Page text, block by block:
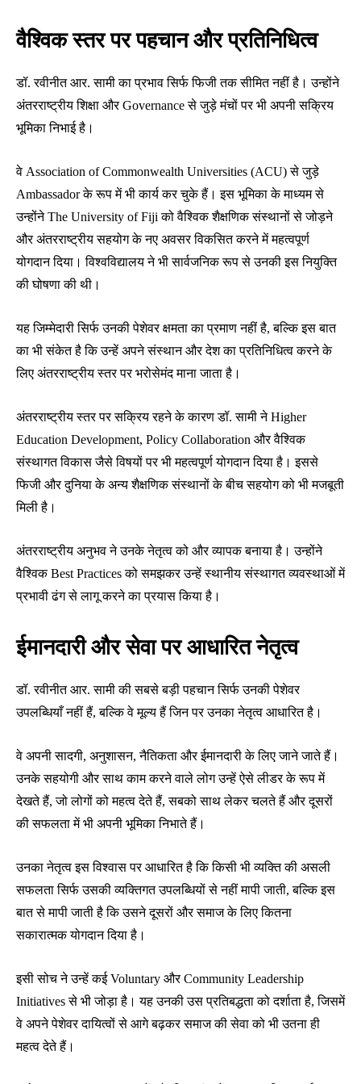
वैश्विक स्तर पर पहचान और प्रतिनिधित्व
डॉ. रवीनीत आर. सामी का प्रभाव सिर्फ फिजी तक सीमित नहीं है। उन्होंने
अंतरराष्ट्रीय शिक्षा और Governance से जुड़े मंचों पर भी अपनी सक्रिय
भूमिका निभाई है।
वे Association of Commonwealth Universities (ACU) से जुड़े
Ambassador के रूप में भी कार्य कर चुके हैं। इस भूमिका के माध्यम से
उन्होंने The University of Fiji को वैश्विक शैक्षणिक संस्थानों से जोड़ने
और अंतरराष्ट्रीय सहयोग के नए अवसर विकसित करने में महत्वपूर्ण
योगदान दिया। विश्वविद्यालय ने भी सार्वजनिक रूप से उनकी इस नियुक्ति
की घोषणा की थी।
यह जिम्मेदारी सिर्फ उनकी पेशेवर क्षमता का प्रमाण नहीं है, बल्कि इस बात
का भी संकेत है कि उन्हें अपने संस्थान और देश का प्रतिनिधित्व करने के
लिए अंतरराष्ट्रीय स्तर पर भरोसेमंद माना जाता है।
अंतरराष्ट्रीय स्तर पर सक्रिय रहने के कारण डॉ. सामी ने Higher
Education Development, Policy Collaboration और वैश्विक
संस्थागत विकास जैसे विषयों पर भी महत्वपूर्ण योगदान दिया है। इससे
फिजी और दुनिया के अन्य शैक्षणिक संस्थानों के बीच सहयोग को भी मजबूती
मिली है।
अंतरराष्ट्रीय अनुभव ने उनके नेतृत्व को और व्यापक बनाया है। उन्होंने
वैश्विक Best Practices को समझकर उन्हें स्थानीय संस्थागत व्यवस्थाओं में
प्रभावी ढंग से लागू करने का प्रयास किया है।
ईमानदारी और सेवा पर आधारित नेतृत्व
डॉ. रवीनीत आर. सामी की सबसे बड़ी पहचान सिर्फ उनकी पेशेवर
उपलब्धियाँ नहीं हैं, बल्कि वे मूल्य हैं जिन पर उनका नेतृत्व आधारित है।
वे अपनी सादगी, अनुशासन, नैतिकता और ईमानदारी के लिए जाने जाते हैं।
उनके सहयोगी और साथ काम करने वाले लोग उन्हें ऐसे लीडर के रूप में
देखते हैं, जो लोगों को महत्व देते हैं, सबको साथ लेकर चलते हैं और दूसरों
की सफलता में भी अपनी भूमिका निभाते हैं।
उनका नेतृत्व इस विश्वास पर आधारित है कि किसी भी व्यक्ति की असली
सफलता सिर्फ उसकी व्यक्तिगत उपलब्धियों से नहीं मापी जाती, बल्कि इस
बात से मापी जाती है कि उसने दूसरों और समाज के लिए कितना
सकारात्मक योगदान दिया है।
इसी सोच ने उन्हें कई Voluntary और Community Leadership
Initiatives से भी जोड़ा है। यह उनकी उस प्रतिबद्धता को दर्शाता है, जिसमें
वे अपने पेशेवर दायित्वों से आगे बढ़कर समाज की सेवा को भी उतना ही
महत्व देते हैं।